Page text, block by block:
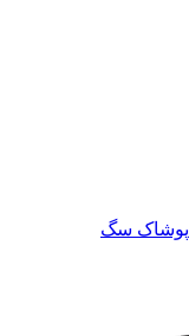
پوشاک سگ